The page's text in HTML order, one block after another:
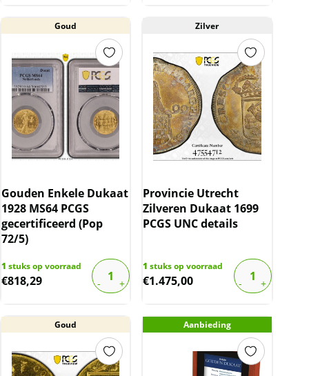
Goud
Gouden Enkele Dukaat
1928 MS64 PCGS
gecertificeerd (Pop
72/5)
1 stuks op voorraad
€818,29
Zilver
Provincie Utrecht
Zilveren Dukaat 1699
PCGS UNC details
1 stuks op voorraad
€1.475,00
Goud Aanbieding